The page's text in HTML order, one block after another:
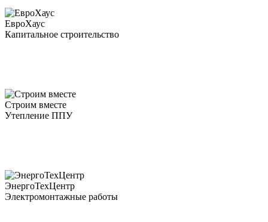
ЕвроХаус
Капитальное строительство
Строим вместе
Утепление ППУ
ЭнергоТехЦентр
Электромонтажные работы